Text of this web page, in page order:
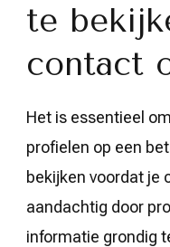
te
contact
Het is essentieel
profielen op een
bekijken voordat je
aandachtig door
informatie grondig